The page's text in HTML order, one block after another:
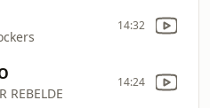
14:32
REBELDE
14:24